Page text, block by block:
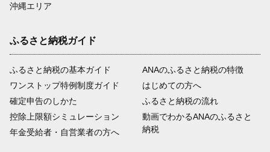
沖縄エリア
ふるさと納税ガイド
ふるさと納税の基本ガイド
ワンストップ特例制度ガイド
確定申告のしかた
控除上限額シミュレーション
年金受給者・自営業者の方へ
ANAのふるさと納税の特徴
はじめての方へ
ふるさと納税の流れ
動画でわかるANAのふるさと
納税